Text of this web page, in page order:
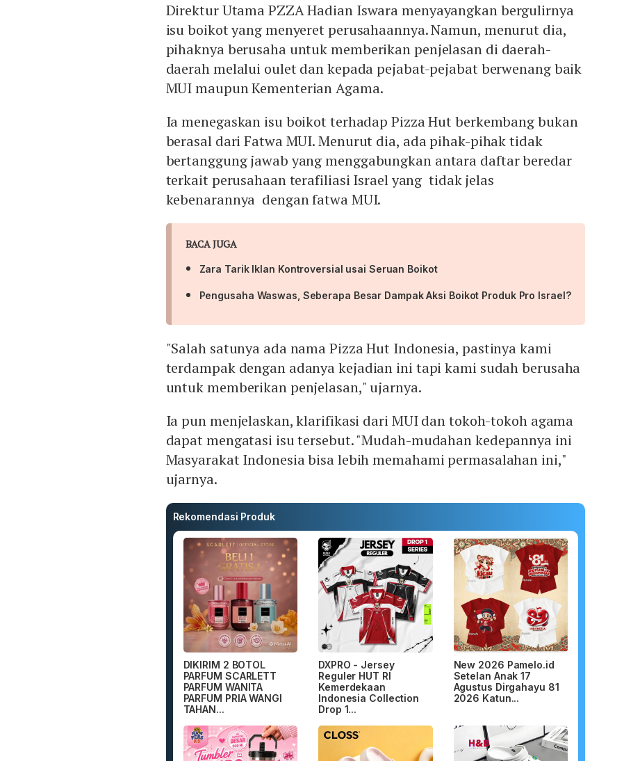
Direktur Utama PZZA Hadian Iswara menyayangkan bergulirnya
isu boikot yang menyeret perusahaannya. Namun, menurut dia,
pihaknya berusaha untuk memberikan penjelasan di daerah-
daerah melalui oulet dan kepada pejabat-pejabat berwenang baik
MUI maupun Kementerian Agama.
Ia menegaskan isu boikot terhadap Pizza Hut berkembang bukan
berasal dari Fatwa MUI. Menurut dia, ada pihak-pihak tidak
bertanggung jawab yang menggabungkan antara daftar beredar
terkait perusahaan terafiliasi Israel yang tidak jelas
kebenarannya dengan fatwa MUI.
BACA JUGA
Zara Tarik Iklan Kontroversial usai Seruan Boikot
Pengusaha Waswas, Seberapa Besar Dampak Aksi Boikot Produk Pro Israel?
"Salah satunya ada nama Pizza Hut Indonesia, pastinya kami
terdampak dengan adanya kejadian ini tapi kami sudah berusaha
untuk memberikan penjelasan," ujarnya.
Ia pun menjelaskan, klarifikasi dari MUI dan tokoh-tokoh agama
dapat mengatasi isu tersebut. "Mudah-mudahan kedepannya ini
Masyarakat Indonesia bisa lebih memahami permasalahan ini,"
ujarnya.
Rekomendasi Produk
DIKIRIM 2 BOTOL
PARFUM SCARLETT
PARFUM WANITA
PARFUM PRIA WANGI
TAHAN...
DXPRO - Jersey
Reguler HUT RI
Kemerdekaan
Indonesia Collection
Drop 1...
New 2026 Pamelo.id
Setelan Anak 17
Agustus Dirgahayu 81
2026 Katun...